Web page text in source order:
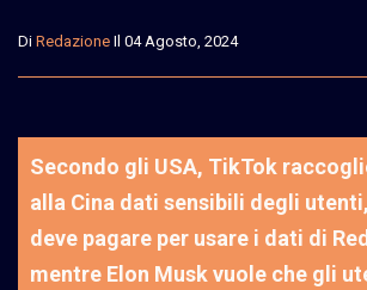
Di Redazione Il 04 Agosto, 2024
Secondo gli USA, TikTok
alla Cina dati sensibili degli
deve pagare per usare i dati di
mentre Elon Musk vuole che gli